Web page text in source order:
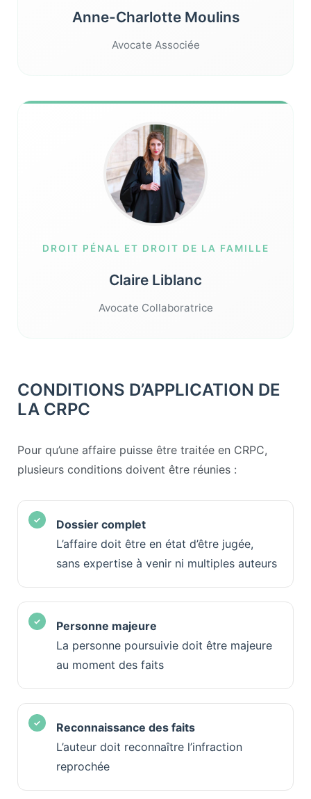
Anne-Charlotte Moulins
Avocate Associée
DROIT PÉNAL ET DROIT DE LA FAMILLE
Claire Liblanc
Avocate Collaboratrice
CONDITIONS D’APPLICATION DE
LA CRPC
Pour qu’une affaire puisse être traitée en CRPC,
plusieurs conditions doivent être réunies :
Dossier complet
L’affaire doit être en état d’être jugée,
sans expertise à venir ni multiples auteurs
Personne majeure
La personne poursuivie doit être majeure
au moment des faits
Reconnaissance des faits
L’auteur doit reconnaître l’infraction
reprochée